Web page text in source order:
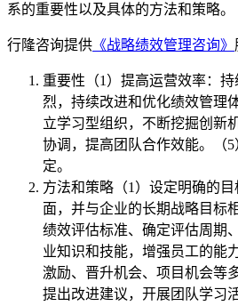
系的重要性以及具体的方法和策略。
行隆咨询提供 《战略绩效管理咨询》
重要性（1）提高运营效率：
烈，持续改进和优化绩效管理
立学习型组织，不断挖掘创新
协调，提高团队合作效能。（
定。
方法和策略（1）设定明确的
面，并与企业的长期战略目标
绩效评估标准、确定评估周期
业知识和技能，增强员工的能
激励、晋升机会、项目机会等
提出改进建议，开展团队学习